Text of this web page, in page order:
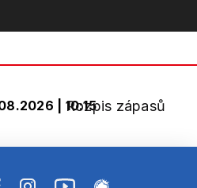
| 10:15
Rozpis zápasů